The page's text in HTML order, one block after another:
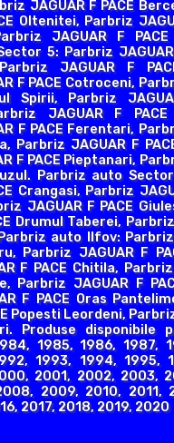
JAGUAR F PACE
Oltenitei, Parbriz
JAGUAR F
5: Parbriz JAGUAR
JAGUAR F
F PACE Cotroceni,
Spirii, Parbriz
JAGUAR F PACE
F PACE Ferentari,
Parbriz JAGUAR F
F PACE Pieptanari,
Parbriz auto
Crangasi, Parbriz
JAGUAR F PACE
Drumul Taberei,
auto Ilfov: Parbriz
Parbriz JAGUAR F
F PACE Chitila,
Parbriz JAGUAR F
F PACE Oras
Popesti Leordeni,
Produse disponibile
1985, 1986, 1987,
1993, 1994, 1995,
2001, 2002, 2003,
2009, 2010, 2011,
2017, 2018, 2019, 2020